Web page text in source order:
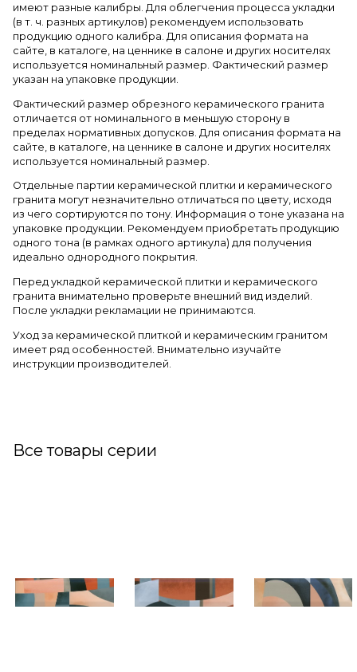
имеют разные калибры. Для облегчения процесса укладки
(в т. ч. разных артикулов) рекомендуем использовать
продукцию одного калибра. Для описания формата на
сайте, в каталоге, на ценнике в салоне и других носителях
используется номинальный размер. Фактический размер
указан на упаковке продукции.
Фактический размер обрезного керамического гранита
отличается от номинального в меньшую сторону в
пределах нормативных допусков. Для описания формата на
сайте, в каталоге, на ценнике в салоне и других носителях
используется номинальный размер.
Отдельные партии керамической плитки и керамического
гранита могут незначительно отличаться по цвету, исходя
из чего сортируются по тону. Информация о тоне указана на
упаковке продукции. Рекомендуем приобретать продукцию
одного тона (в рамках одного артикула) для получения
идеально однородного покрытия.
Перед укладкой керамической плитки и керамического
гранита внимательно проверьте внешний вид изделий.
После укладки рекламации не принимаются.
Уход за керамической плиткой и керамическим гранитом
имеет ряд особенностей. Внимательно изучайте
инструкции производителей.
Все товары серии